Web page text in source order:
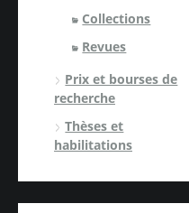
Collections
Revues
Prix et bourses de
recherche
Thèses et
habilitations